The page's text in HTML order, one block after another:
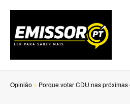
Opinião Porque votar CDU nas